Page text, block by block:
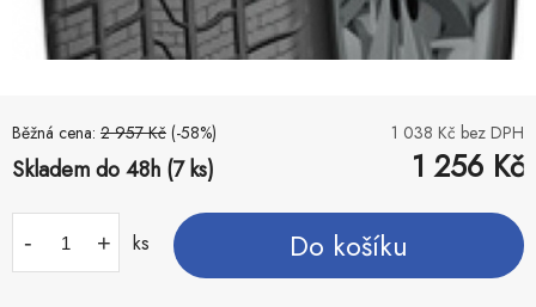
Běžná cena: 2 957 Kč (-58%) 1 038 Kč bez DPH
Skladem do 48h (7 ks) 1 256 Kč
- + ks Do košíku